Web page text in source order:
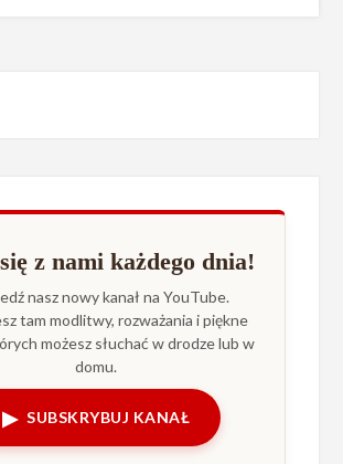
z nami każdego dnia!
nasz nowy kanał na YouTube.
tam modlitwy, rozważania i piękne
możesz słuchać w drodze lub w
domu.
▶ SUBSKRYBUJ KANAŁ